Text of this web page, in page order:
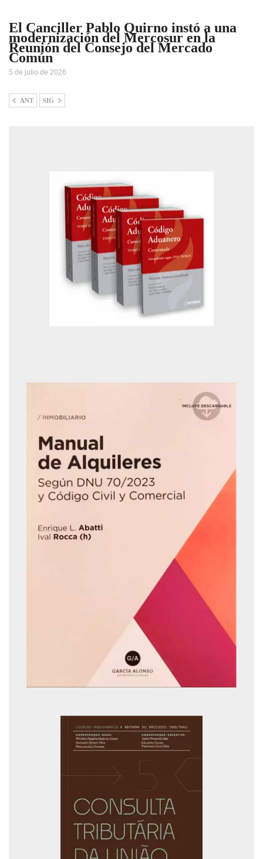
El Canciller Pablo Quirno instó a una
modernización del Mercosur en la
Reunión del Consejo del Mercado
Común
5 de julio de 2026
ANT SIG